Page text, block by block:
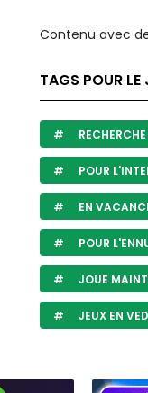
Contenu avec
TAGS POUR
POUR
EN
POUR
JOUE
JEUX EN